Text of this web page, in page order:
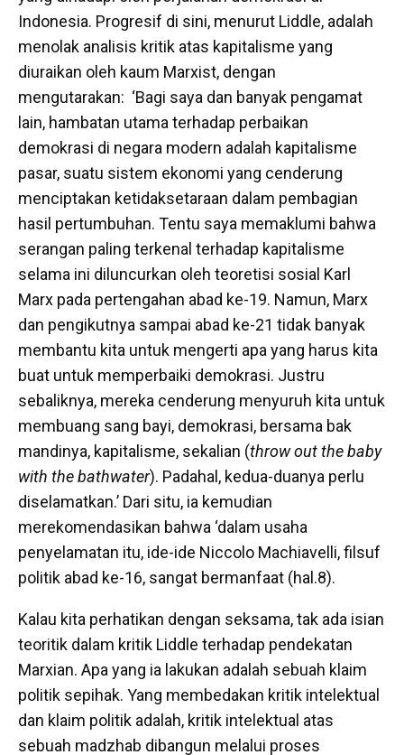
Indonesia. Progresif di sini, menurut Liddle, adalah
menolak analisis kritik atas kapitalisme yang
diuraikan oleh kaum Marxist, dengan
mengutarakan: ‘Bagi saya dan banyak pengamat
lain, hambatan utama terhadap perbaikan
demokrasi di negara modern adalah kapitalisme
pasar, suatu sistem ekonomi yang cenderung
menciptakan ketidaksetaraan dalam pembagian
hasil pertumbuhan. Tentu saya memaklumi bahwa
serangan paling terkenal terhadap kapitalisme
selama ini diluncurkan oleh teoretisi sosial Karl
Marx pada pertengahan abad ke-19. Namun, Marx
dan pengikutnya sampai abad ke-21 tidak banyak
membantu kita untuk mengerti apa yang harus kita
buat untuk memperbaiki demokrasi. Justru
sebaliknya, mereka cenderung menyuruh kita untuk
membuang sang bayi, demokrasi, bersama bak
mandinya, kapitalisme, sekalian (throw out the baby
with the bathwater). Padahal, kedua-duanya perlu
diselamatkan.’ Dari situ, ia kemudian
merekomendasikan bahwa ‘dalam usaha
penyelamatan itu, ide-ide Niccolo Machiavelli, filsuf
politik abad ke-16, sangat bermanfaat (hal.8).
Kalau kita perhatikan dengan seksama, tak ada isian
teoritik dalam kritik Liddle terhadap pendekatan
Marxian. Apa yang ia lakukan adalah sebuah klaim
politik sepihak. Yang membedakan kritik intelektual
dan klaim politik adalah, kritik intelektual atas
sebuah madzhab dibangun melalui proses